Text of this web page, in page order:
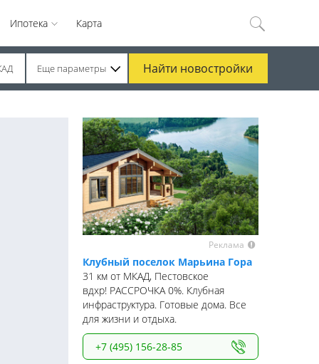
Ипотека Карта
Еще параметры Найти новостройки
Реклама
Клубный поселок Марьина Гора
31 км от МКАД, Пестовское
вдхр! РАССРОЧКА 0%. Клубная
инфраструктура. Готовые дома. Все
для жизни и отдыха.
+7 (495) 156-28-85